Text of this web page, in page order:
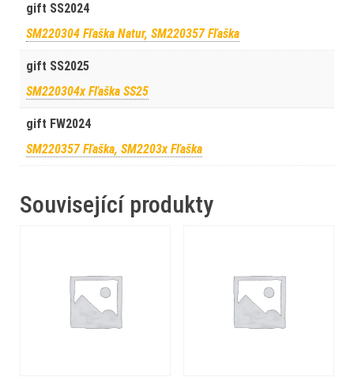
gift SS2024
SM220304 Fľaška Natur, SM220357 Fľaška
gift SS2025
SM220304x Fľaška SS25
gift FW2024
SM220357 Fľaška, SM2203x Fľaška
Související produkty